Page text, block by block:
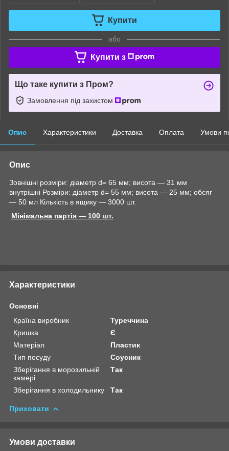
Купити
або
Купити з
Що таке купити з Пром?
Замовлення під захистом
Опис Характеристики Доставка Оплата Умови
Опис
Зовнішні розміри: діаметр d= 65 мм; висота ― 31 мм
внутрішні Розміри: діаметр d= 55 мм; висота ― 25 мм; обсяг
― 50 мл Кількість в ящику ― 3000 шт.
Мінімальна партія ― 100 шт.
Характеристики
Основні
Країна виробник
Туреччина
Кришка
Є
Матеріал
Пластик
Тип посуду
Соусник
Зберігання в морозильній
камері
Так
Зберігання в холодильнику Так
Приховати
Умови доставки